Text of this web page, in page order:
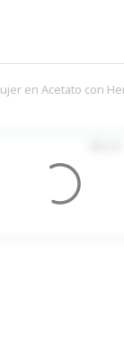
en Acetato con